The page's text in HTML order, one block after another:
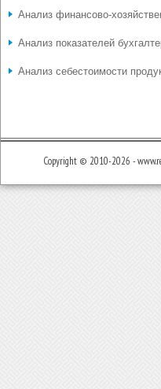
Анализ финансово-
Анализ показателей
Анализ себестоимости
Copyright © 2010-2026 -